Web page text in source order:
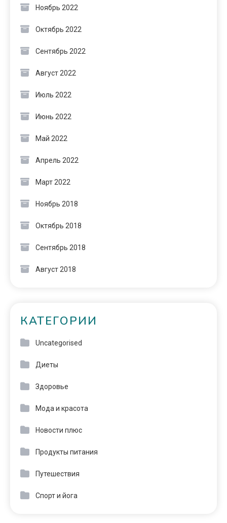
Ноябрь 2022
Октябрь 2022
Сентябрь 2022
Август 2022
Июль 2022
Июнь 2022
Май 2022
Апрель 2022
Март 2022
Ноябрь 2018
Октябрь 2018
Сентябрь 2018
Август 2018
КАТЕГОРИИ
Uncategorised
Диеты
Здоровье
Мода и красота
Новости плюс
Продукты питания
Путешествия
Спорт и йога